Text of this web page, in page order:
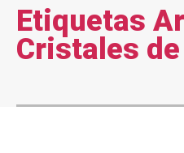
Etiquetas
Cristales